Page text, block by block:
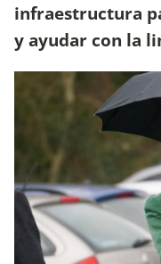
infraestructura
y ayudar con la